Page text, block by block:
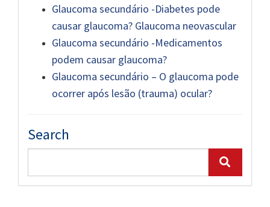
Glaucoma secundário -Diabetes pode
causar glaucoma? Glaucoma neovascular
Glaucoma secundário -Medicamentos
podem causar glaucoma?
Glaucoma secundário – O glaucoma pode
ocorrer após lesão (trauma) ocular?
Search